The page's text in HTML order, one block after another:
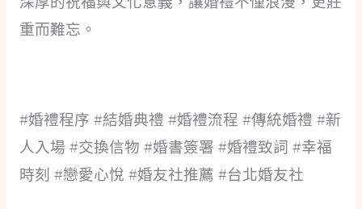
重而難忘。
#婚禮程序 #結婚典禮 #婚禮流程 #傳統婚禮 #新
人入場 #交換信物 #婚書簽署 #婚禮致詞 #幸福
時刻 #戀愛心悅 #婚友社推薦 #台北婚友社